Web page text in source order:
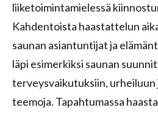
liiketoimintamielessä
Kahdentoista haastattelun
saunan asiantuntijat ja
läpi esimerkiksi saunan
terveysvaikutuksiin,
teemoja. Tapahtumassa